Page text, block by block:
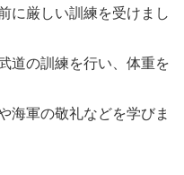
に厳しい訓練を受けまし
道の訓練を行い、体重を
海軍の敬礼などを学びま